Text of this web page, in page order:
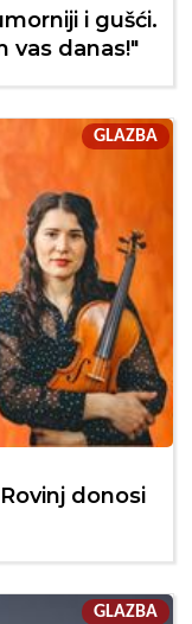
i gušći.
vas danas!"
GLAZBA
donosi
GLAZBA